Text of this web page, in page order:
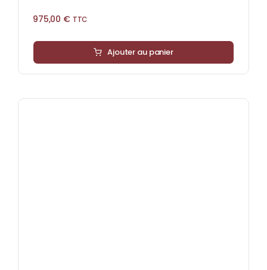
975,00 € TTC
Ajouter au panier